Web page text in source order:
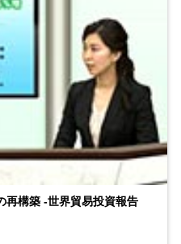
再構築 ‐世界貿易投資報告